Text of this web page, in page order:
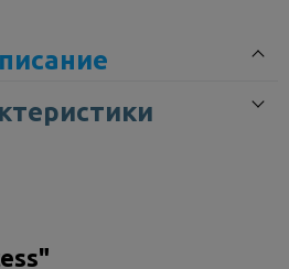
с бачком и косым выпуском